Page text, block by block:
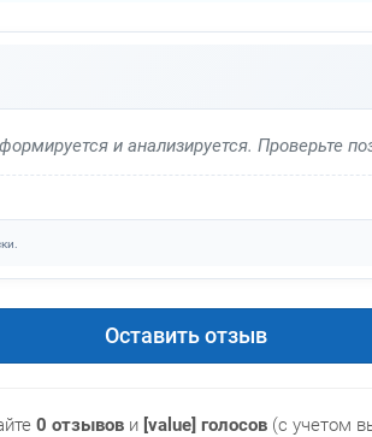
и анализируется. Проверьте
Оставить отзыв
0 отзывов и [value] голосов (с учетом